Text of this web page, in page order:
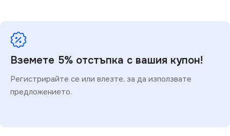
Вземете 5% отстъпка с вашия купон!
Регистрирайте се или влезте, за да използвате
предложението.